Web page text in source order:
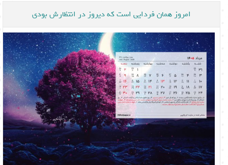
امروز همان فردایی است که دیروز در انتظارش بودی